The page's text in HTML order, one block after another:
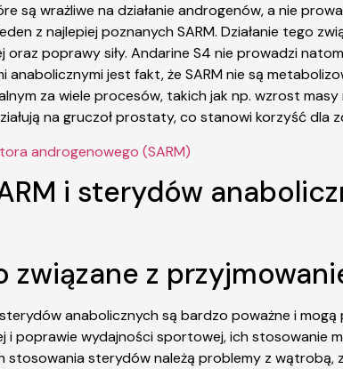
są wrażliwe na działanie androgenów, a nie
z najlepiej poznanych SARM. Działanie tego
poprawy siły. Andarine S4 nie prowadzi
anabolicznymi jest fakt, że SARM nie są
za wiele procesów, takich jak np. wzrost masy
na gruczoł prostaty, co stanowi korzyść dla
androgenowego (SARM)
i sterydów
związane z
anabolicznych są bardzo poważne i
poprawie wydajności sportowej, ich stosowanie
sterydów należą problemy z wątrobą,